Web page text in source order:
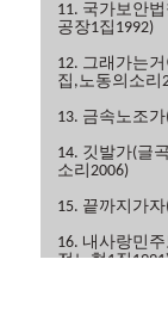
11. 국가보안
공장1집1992)
12. 그래가는
집,노동의소리
13. 금속노조
14. 깃발가(글
소리2006)
15. 끝까지가
16. 내사랑민
전노협1집